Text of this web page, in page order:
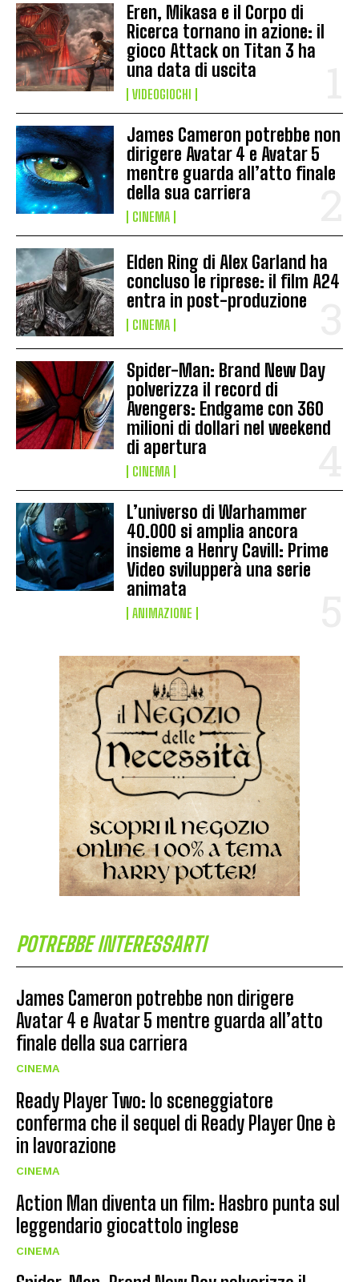
Eren, Mikasa e il Corpo di
Ricerca tornano in azione: il
gioco Attack on Titan 3 ha
una data di uscita
VIDEOGIOCHI
James Cameron potrebbe non
dirigere Avatar 4 e Avatar 5
mentre guarda all’atto finale
della sua carriera
CINEMA
Elden Ring di Alex Garland ha
concluso le riprese: il film A24
entra in post-produzione
CINEMA
Spider-Man: Brand New Day
polverizza il record di
Avengers: Endgame con 360
milioni di dollari nel weekend
di apertura
CINEMA
L’universo di Warhammer
40.000 si amplia ancora
insieme a Henry Cavill: Prime
Video svilupperà una serie
animata
ANIMAZIONE
POTREBBE INTERESSARTI
James Cameron potrebbe non dirigere
Avatar 4 e Avatar 5 mentre guarda all’atto
finale della sua carriera
CINEMA
Ready Player Two: lo sceneggiatore
conferma che il sequel di Ready Player One è
in lavorazione
CINEMA
Action Man diventa un film: Hasbro punta sul
leggendario giocattolo inglese
CINEMA